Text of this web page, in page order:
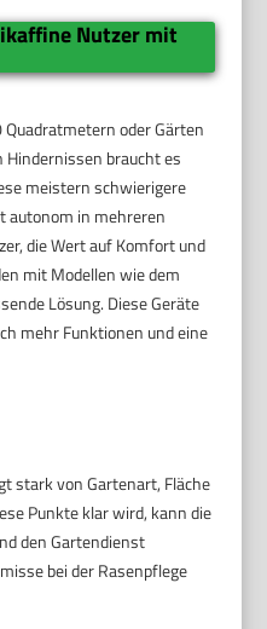
Nutzer mit
oder Gärten
braucht es
meistern schwierigere
autonom in mehreren
die Wert auf Komfort und
mit Modellen wie dem
Lösung. Diese Geräte
mehr Funktionen und eine
stark von Gartenart, Fläche
Punkte klar wird, kann die
den Gartendienst
bei der Rasenpflege